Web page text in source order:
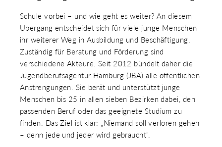
SCHULEN
& ABSCHLÜSSE
& RECHT
PUBLIKATIONEN/TERMINE
Schule vorbei – und wie geht es weiter? An diesem
Übergang entscheidet sich für viele junge Menschen
ihr weiterer Weg in Ausbildung und Beschäftigung.
Zuständig für Beratung und Förderung sind
verschiedene Akteure. Seit 2012 bündelt daher die
Jugendberufsagentur Hamburg (JBA) alle öffentlichen
Anstrengungen. Sie berät und unterstützt junge
Menschen bis 25 in allen sieben Bezirken dabei, den
passenden Beruf oder das geeignete Studium zu
finden. Das Ziel ist klar: „Niemand soll verloren gehen
– denn jede und jeder wird gebraucht“.